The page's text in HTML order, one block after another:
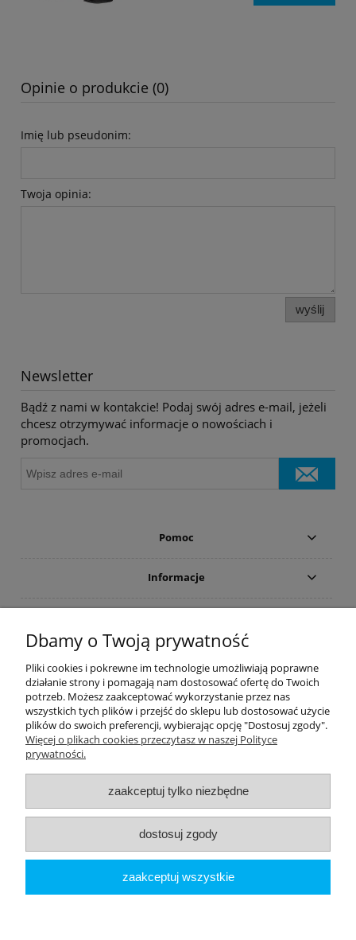
Opinie o produkcie (0)
Imię lub pseudonim:
Twoja opinia:
wyślij
Newsletter
Bądź z nami w kontakcie! Podaj swój adres e-mail, jeżeli
chcesz otrzymywać informacje o nowościach i
promocjach.
Pomoc
Informacje
PRODUCENCI
Popularne kategorie
Dive Factory 24-aleja 29 Listopada 165-
woj. małopolskie - NIP 9452184931
tel.12 418 39 59-sklep@divefactory24.pl
pokaż pełną wersję strony
Sklep internetowy Shoper.pl
Dbamy o Twoją prywatność
Pliki cookies i pokrewne im technologie umożliwiają poprawne
działanie strony i pomagają nam dostosować ofertę do Twoich
potrzeb. Możesz zaakceptować wykorzystanie przez nas
wszystkich tych plików i przejść do sklepu lub dostosować użycie
plików do swoich preferencji, wybierając opcję "Dostosuj zgody".
Więcej o plikach cookies przeczytasz w naszej Polityce
prywatności.
zaakceptuj tylko niezbędne
dostosuj zgody
zaakceptuj wszystkie